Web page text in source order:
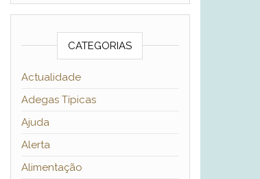
CATEGORIAS
Actualidade
Adegas Típicas
Ajuda
Alerta
Alimentação